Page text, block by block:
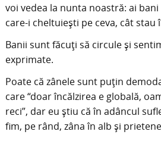
voi vedea la nunta noastră: ai
care-i cheltuiești pe ceva, cât stau
Banii sunt făcuți să circule și
exprimate.
Poate că zânele sunt puțin
care “doar încălzirea e globală,
reci”, dar eu știu că în adâncul
fim, pe rând, zâna în alb și